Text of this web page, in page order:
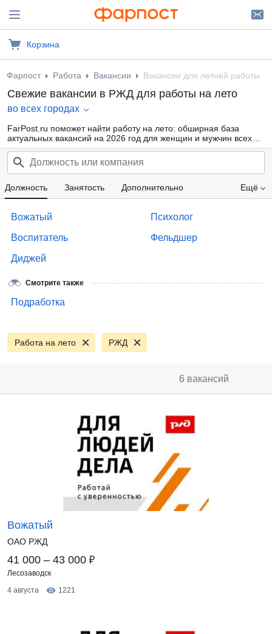
Корзина
Фарпост Работа Вакансии Вакансии для летней работы
Свежие вакансии в РЖД для работы на лето
во всех городах
FarPost.ru поможет найти работу на лето: обширная база
актуальных вакансий на 2026 год для женщин и мужчин всех
возрастов от прямых работодателей и кадровых агентств.
Воспользуйтесь удобной фильтрацией по профессиональным
областям, должности, типу занятости и другим параметрам или
внутренним поиском по сайту — так намного проще найти то,
что подходит именно Вам.
Ещё
Должность Занятость Дополнительно
Образование
Вожатый
Воспитатель
Диджей
Психолог
Фельдшер
Смотрите также
Подработка
Работа на лето РЖД
6 вакансий
Вожатый
ОАО РЖД
41 000 – 43 000 ₽
Лесозаводск
4 августа
1221